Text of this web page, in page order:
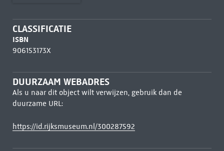
CLASSIFICATIE
ISBN
906153173X
DUURZAAM WEBADRES
Als u naar dit object wilt verwijzen, gebruik dan de
duurzame URL:
https://id.rijksmuseum.nl/300287592